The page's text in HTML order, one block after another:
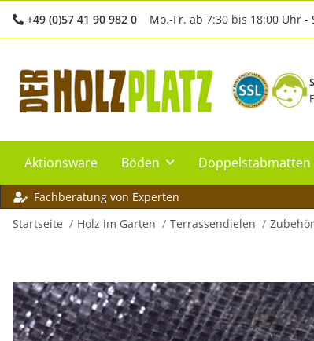
+49 (0)57 41 90 982 0 Mo.-Fr. ab 7:30 bis 18:00 Uhr
Aktionsware Böden Doppelstabmatten
Fachberatung von Experten
Startseite
Holz im Garten Terrassendielen Zubehör